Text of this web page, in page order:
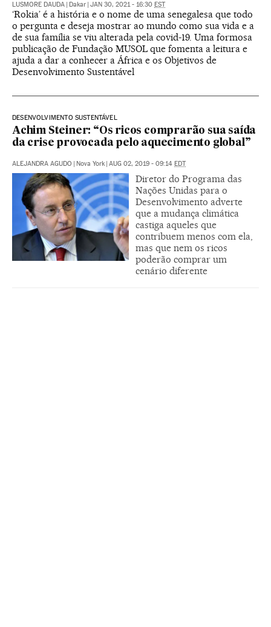
LUSMORE DAUDA Dakar JAN 30, 2021 - 16:30 EST
‘Rokia’ é a história e o nome de uma senegalesa que todo
o pergunta e deseja mostrar ao mundo como sua vida e a
de sua família se viu alterada pela covid-19. Uma formosa
publicação de Fundação MUSOL que fomenta a leitura e
ajuda a dar a conhecer a África e os Objetivos de
Desenvolvimento Sustentável
DESENVOLVIMENTO SUSTENTÁVEL
Achim Steiner: “Os ricos comprarão sua saída
da crise provocada pelo aquecimento global”
ALEJANDRA AGUDO Nova York AUG 02, 2019 - 09:14 EDT
Diretor do Programa das
Nações Unidas para o
Desenvolvimento adverte
que a mudança climática
castiga aqueles que
contribuem menos com ela,
mas que nem os ricos
poderão comprar um
cenário diferente